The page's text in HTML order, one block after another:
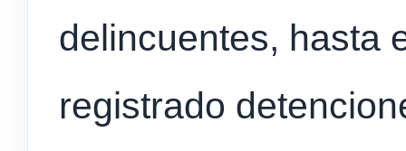
delincuentes, hasta
registrado